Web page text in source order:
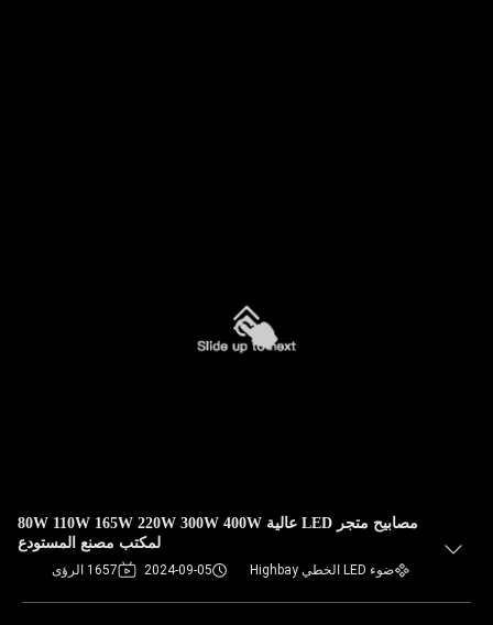
مصابيح متجر LED عالية 80W 110W 165W 220W 300W 400W
لمكتب مصنع المستودع
ضوء LED الخطي Highbay 2024-09-05 1657 الرؤى